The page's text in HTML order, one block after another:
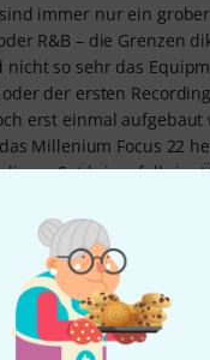
immer nur ein
R&B – die Grenzen
nicht so sehr das
der ersten
erst einmal
Millenium Focus 22
Set keinesfalls im
zeitlosen,
Logos und der
Proberaum optisch